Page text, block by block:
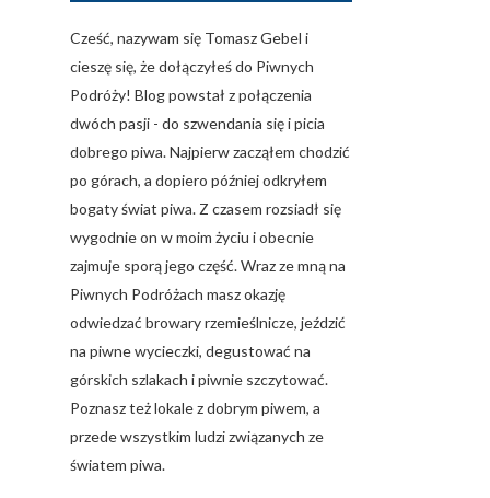
Cześć, nazywam się Tomasz Gebel i
cieszę się, że dołączyłeś do Piwnych
Podróży! Blog powstał z połączenia
dwóch pasji - do szwendania się i picia
dobrego piwa. Najpierw zacząłem chodzić
po górach, a dopiero później odkryłem
bogaty świat piwa. Z czasem rozsiadł się
wygodnie on w moim życiu i obecnie
zajmuje sporą jego część. Wraz ze mną na
Piwnych Podróżach masz okazję
odwiedzać browary rzemieślnicze, jeździć
na piwne wycieczki, degustować na
górskich szlakach i piwnie szczytować.
Poznasz też lokale z dobrym piwem, a
przede wszystkim ludzi związanych ze
światem piwa.